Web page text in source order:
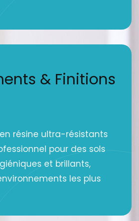
& Finitions
résine ultra-résistants
pour des sols
et brillants,
les plus